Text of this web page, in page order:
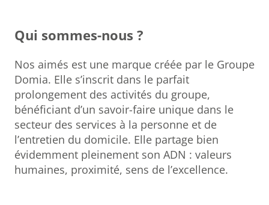
Qui sommes-nous ?
Nos aimés est une marque créée par le Groupe
Domia. Elle s’inscrit dans le parfait
prolongement des activités du groupe,
bénéficiant d’un savoir-faire unique dans le
secteur des services à la personne et de
l’entretien du domicile. Elle partage bien
évidemment pleinement son ADN : valeurs
humaines, proximité, sens de l’excellence.